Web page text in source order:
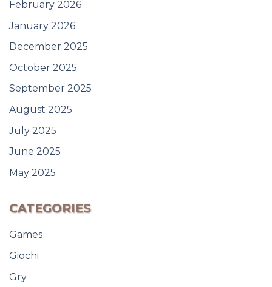
February 2026
January 2026
December 2025
October 2025
September 2025
August 2025
July 2025
June 2025
May 2025
CATEGORIES
Games
Giochi
Gry